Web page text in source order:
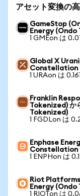
アセット変換の
GameStop
Energy (Ondo
1 GMEon は
Global X
Constellation
1 URAon は
Franklin
Tokenized)
Tokenized)
1 FGDLon は
Enphase
Constellation
1 ENPHon は
Riot
Energy (Ondo
1 RIOTon は